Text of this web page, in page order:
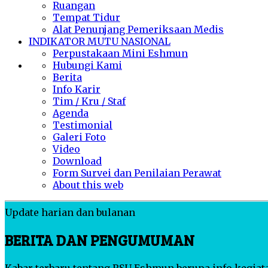
Ruangan
Tempat Tidur
Alat Penunjang Pemeriksaan Medis
INDIKATOR MUTU NASIONAL
Perpustakaan Mini Eshmun
Hubungi Kami
Berita
Info Karir
Tim / Kru / Staf
Agenda
Testimonial
Galeri Foto
Video
Download
Form Survei dan Penilaian Perawat
About this web
Update harian dan bulanan
BERITA DAN PENGUMUMAN